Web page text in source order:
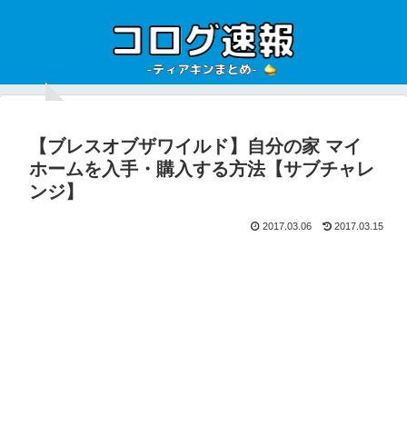
【ブレスオブザワイルド】自分の家 マイ
ホームを入手・購入する方法【サブチャレ
ンジ】
2017.03.06 2017.03.15